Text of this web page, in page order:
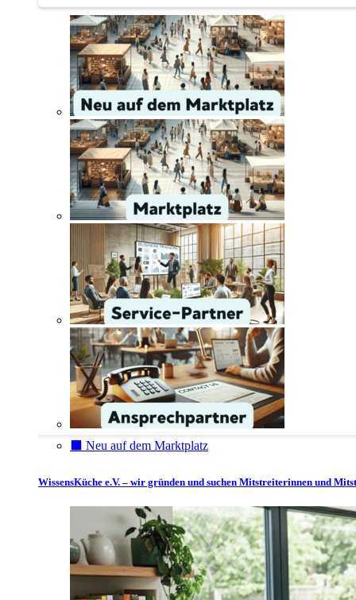
⬛️ Neu auf dem Marktplatz
WissensKüche e.V. – wir gründen und suchen Mitstreiterinnen und